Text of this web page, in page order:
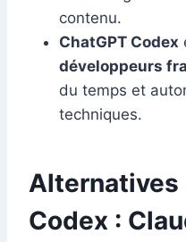
contenu.
ChatGPT Codex
développeurs
du temps et
techniques.
Alternatives
Codex :